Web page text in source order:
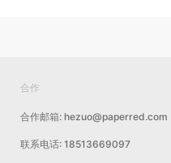
合作
合作邮箱: hezuo@paperred.com
联系电话: 18513669097